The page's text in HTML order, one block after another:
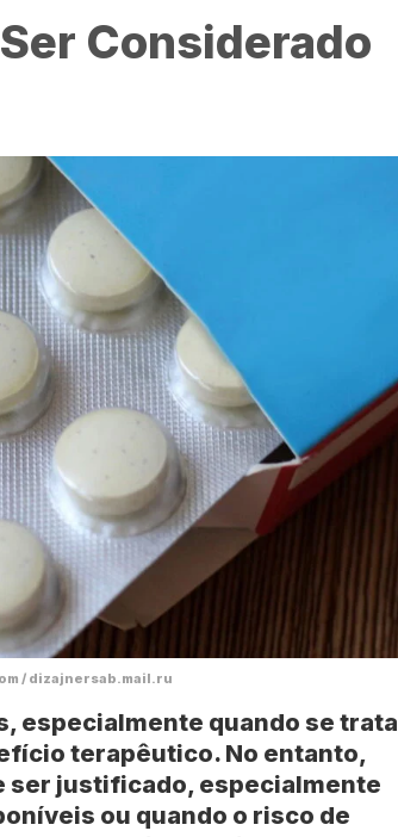
Considerado
/ dizajnersab.mail.ru
especialmente quando se trata
terapêutico. No entanto,
ser justificado, especialmente
ou quando o risco de